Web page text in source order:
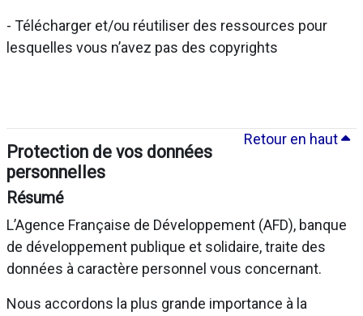
- Télécharger et/ou réutiliser des ressources pour
lesquelles vous n’avez pas des copyrights
Retour en haut
Protection de vos données
personnelles
Résumé
L’Agence Française de Développement (AFD), banque
de développement publique et solidaire, traite des
données à caractère personnel vous concernant.
Nous accordons la plus grande importance à la